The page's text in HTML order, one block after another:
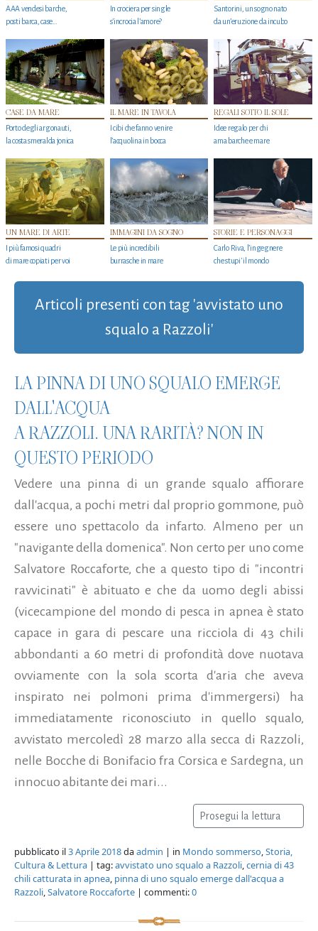
AAA vendesi barche,
posti barca, case…
In crociera per single
s'incrocia l’amore?
Santorini, un sogno nato
da un’eruzione da incubo
CASE DA MARE
Porto degli argonauti,
la costa smeralda jonica
IL MARE IN TAVOLA
I cibi che fanno venire
l’acquolina in bocca
REGALI SOTTO IL SOLE
Idee regalo per chi
ama barche e mare
UN MARE DI ARTE
I più famosi quadri
di mare copiati per voi
IMMAGINI DA SOGNO
Le più incredibili
burrasche in mare
STORIE E PERSONAGGI
Carlo Riva, l’ingegnere
che stupi' il mondo
Articoli presenti con tag 'avvistato uno
squalo a Razzoli'
LA PINNA DI UNO SQUALO EMERGE
DALL'ACQUA
A RAZZOLI. UNA RARITÀ? NON IN
QUESTO PERIODO
Vedere una pinna di un grande squalo affiorare
dall'acqua, a pochi metri dal proprio gommone, può
essere uno spettacolo da infarto. Almeno per un
"navigante della domenica". Non certo per uno come
Salvatore Roccaforte, che a questo tipo di "incontri
ravvicinati" è abituato e che da uomo degli abissi
(vicecampione del mondo di pesca in apnea è stato
capace in gara di pescare una ricciola di 43 chili
abbondanti a 60 metri di profondità dove nuotava
ovviamente con la sola scorta d'aria che aveva
inspirato nei polmoni prima d'immergersi) ha
immediatamente riconosciuto in quello squalo,
avvistato mercoledì 28 marzo alla secca di Razzoli,
nelle Bocche di Bonifacio fra Corsica e Sardegna, un
innocuo abitante dei mari...
Prosegui la lettura
pubblicato il3 Aprile 2018daadmin | in Mondo sommerso,Storia,
Cultura & Lettura | tag:avvistato uno squalo a Razzoli,cernia di 43
chili catturata in apnea, pinna di uno squalo emerge dall'acqua a
Razzoli,Salvatore Roccaforte | commenti:0